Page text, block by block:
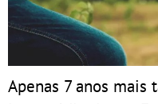
Apenas 7 anos mais